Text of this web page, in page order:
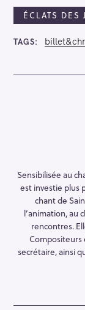
ÉCLATS DES
TAGS
Sensibilisée au
est investie plus
chant de
l’animation, au
rencontres.
Compositeurs
secrétaire, ainsi